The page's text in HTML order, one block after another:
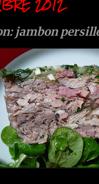
jambon